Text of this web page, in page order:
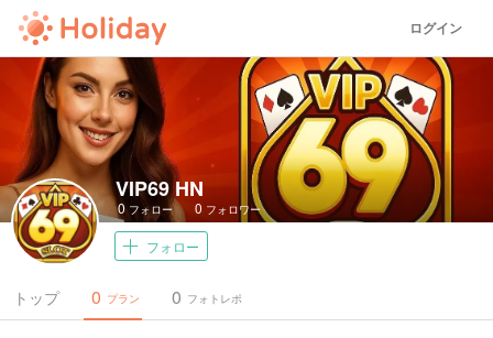
ログイン
VIP69 HN
0フォロー 0 フォロワー
フォロー
トップ プラン
0 フォトレポ
0